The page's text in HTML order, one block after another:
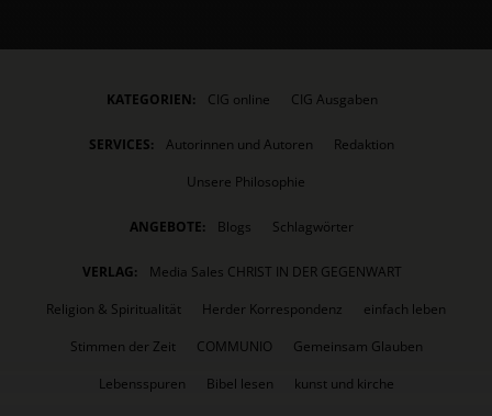
KATEGORIEN: CIG online CIG Ausgaben
SERVICES: Autorinnen und Autoren
Redaktion
Unsere Philosophie
ANGEBOTE: Blogs Schlagwörter
VERLAG:
Media Sales CHRIST IN DER GEGENWART
Religion & Spiritualität
Herder Korrespondenz
einfach leben
Stimmen der Zeit
COMMUNIO
Gemeinsam Glauben
Lebensspuren
Bibel lesen kunst und kirche